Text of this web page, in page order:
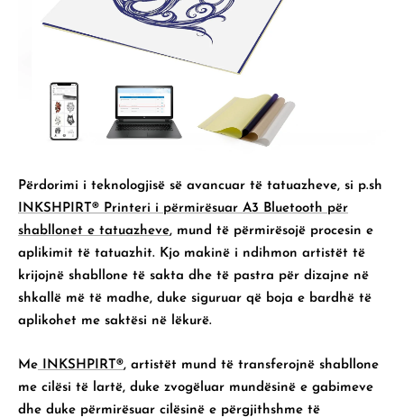
Përdorimi i teknologjisë së avancuar të tatuazheve, si p.sh
INKSHPIRT®️ Printeri i përmirësuar A3 Bluetooth për
shabllonet e tatuazheve, mund të përmirësojë procesin e
aplikimit të tatuazhit. Kjo makinë i ndihmon artistët të
krijojnë shabllone të sakta dhe të pastra për dizajne në
shkallë më të madhe, duke siguruar që boja e bardhë të
aplikohet me saktësi në lëkurë.
Me INKSHPIRT®️, artistët mund të transferojnë shabllone
me cilësi të lartë, duke zvogëluar mundësinë e gabimeve
dhe duke përmirësuar cilësinë e përgjithshme të